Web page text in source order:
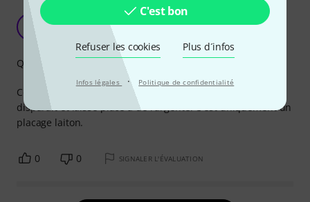
C'est bon
Refuser les cookies Plus d´infos
Infos légales · Politique de confidentialité
Placage en laiton
AurelienB77 04.03.2026
Convient parfaitement. Cependant avec le temps le doré
disparaît et laisse place à de l'argenté. C'est uniquement un
placage laiton.
Qualité de fabrication
0 0 SIGNALER L'ÉVALUATION